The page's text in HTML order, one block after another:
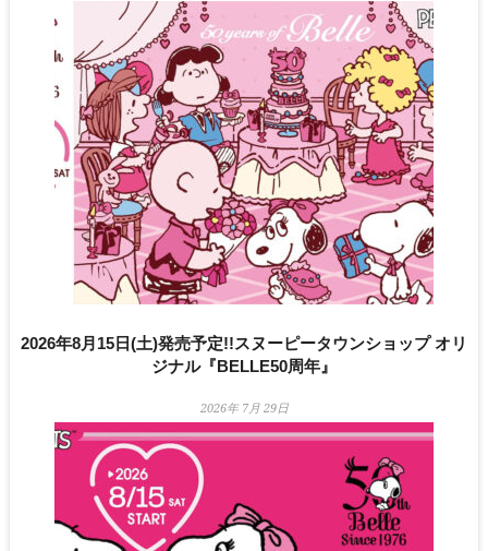
2026年8月15日(土)発売予定!!スヌーピータウンショップ オリ
ジナル『BELLE50周年』
2026年 7月 29日